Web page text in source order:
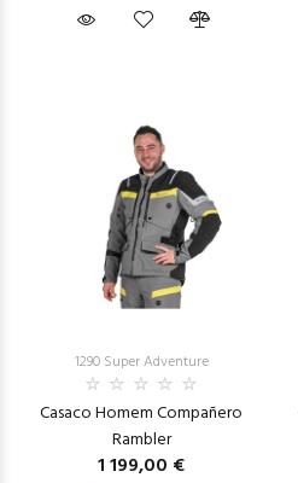
1290 Super Adventure
Casaco Homem Compañero
Rambler
1 199,00 €